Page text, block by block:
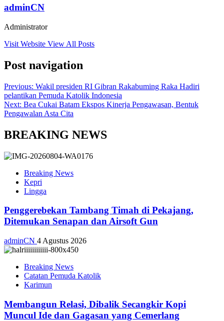
adminCN
Administrator
Visit Website View All Posts
Post navigation
Previous: Wakil presiden RI Gibran Rakabuming Raka Hadiri
pelantikan Pemuda Katolik Indonesia
Next: Bea Cukai Batam Ekspos Kinerja Pengawasan, Bentuk
Pengawalan Asta Cita
BREAKING NEWS
Breaking News
Kepri
Lingga
Penggerebekan Tambang Timah di Pekajang,
Ditemukan Senapan dan Airsoft Gun
adminCN 4 Agustus 2026
Breaking News
Catatan Pemuda Katolik
Karimun
Membangun Relasi, Dibalik Secangkir Kopi
Muncul Ide dan Gagasan yang Cemerlang